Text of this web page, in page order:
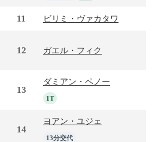
11 ビリミ・ヴァカタワ
12 ガエル・フィク
13
ダミアン・ペノー
1T
14
ヨアン・ユジェ
13分交代